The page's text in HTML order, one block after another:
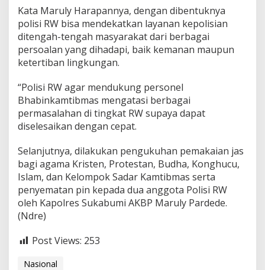
Kata Maruly Harapannya, dengan dibentuknya
polisi RW bisa mendekatkan layanan kepolisian
ditengah-tengah masyarakat dari berbagai
persoalan yang dihadapi, baik kemanan maupun
ketertiban lingkungan.
“Polisi RW agar mendukung personel
Bhabinkamtibmas mengatasi berbagai
permasalahan di tingkat RW supaya dapat
diselesaikan dengan cepat.
Selanjutnya, dilakukan pengukuhan pemakaian jas
bagi agama Kristen, Protestan, Budha, Konghucu,
Islam, dan Kelompok Sadar Kamtibmas serta
penyematan pin kepada dua anggota Polisi RW
oleh Kapolres Sukabumi AKBP Maruly Pardede.
(Ndre)
Post Views: 253
Nasional